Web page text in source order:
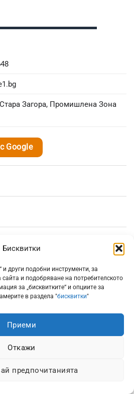
Бисквитки
и други подобни инструменти, за
и подобряване на потребителското
за „бисквитките“ и опциите за
в раздела "бисквитки"
Приеми
Откажи
предпочитанията
Загора, Промишлена Зона
Google
с включено 20% ДДС